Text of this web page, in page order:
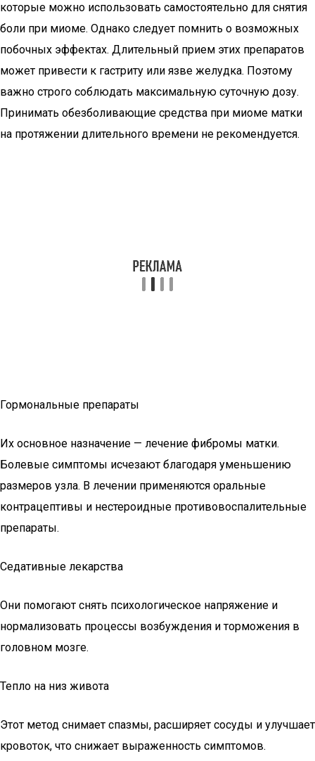
которые можно использовать самостоятельно для снятия
боли при миоме. Однако следует помнить о возможных
побочных эффектах. Длительный прием этих препаратов
может привести к гастриту или язве желудка. Поэтому
важно строго соблюдать максимальную суточную дозу.
Принимать обезболивающие средства при миоме матки
на протяжении длительного времени не рекомендуется.
Гормональные препараты
Их основное назначение — лечение фибромы матки.
Болевые симптомы исчезают благодаря уменьшению
размеров узла. В лечении применяются оральные
контрацептивы и нестероидные противовоспалительные
препараты.
Седативные лекарства
Они помогают снять психологическое напряжение и
нормализовать процессы возбуждения и торможения в
головном мозге.
Тепло на низ живота
Этот метод снимает спазмы, расширяет сосуды и улучшает
кровоток, что снижает выраженность симптомов.